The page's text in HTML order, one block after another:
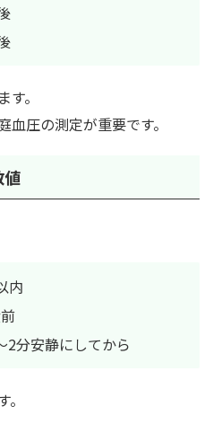
。
圧の測定が重要です。
値
内
2分安静にしてから